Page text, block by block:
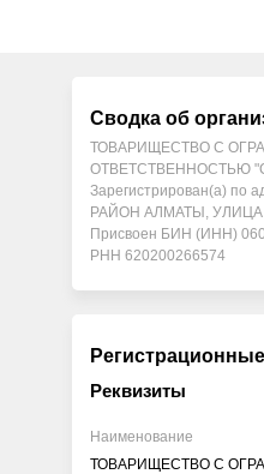
Сводка об
ТОВАРИЩЕСТВО С
ОТВЕТСТВЕННОСТЬЮ "САН АҚША",
Зарегистрирован(а) по
РАЙОН АЛМАТЫ,
Присвоен БИН (ИНН)
РНН 620200266574
Реквизиты
Наименование
ТОВАРИЩЕСТВО С